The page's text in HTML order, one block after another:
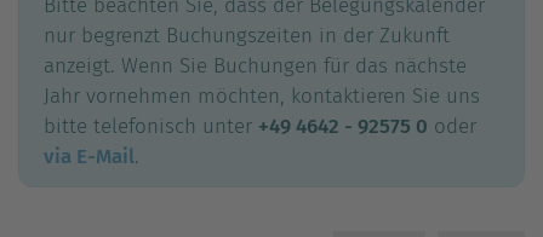
Bitte beachten Sie, dass der Belegungskalender
nur begrenzt Buchungszeiten in der Zukunft
anzeigt. Wenn Sie Buchungen für das nächste
Jahr vornehmen möchten, kontaktieren Sie uns
bitte telefonisch unter +49 4642 - 92575 0 oder
via E-Mail.